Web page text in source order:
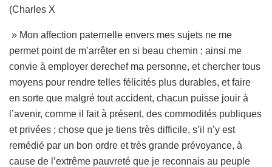
(Charles X
» Mon affection paternelle envers mes sujets ne me
permet point de m’arrêter en si beau chemin ; ainsi me
convie à employer derechef ma personne, et chercher tous
moyens pour rendre telles félicités plus durables, et faire
en sorte que malgré tout accident, chacun puisse jouir à
l’avenir, comme il fait à présent, des commodités publiques
et privées ; chose que je tiens très difficile, s’il n’y est
remédié par un bon ordre et très grande prévoyance, à
cause de l’extrême pauvreté que je reconnais au peuple